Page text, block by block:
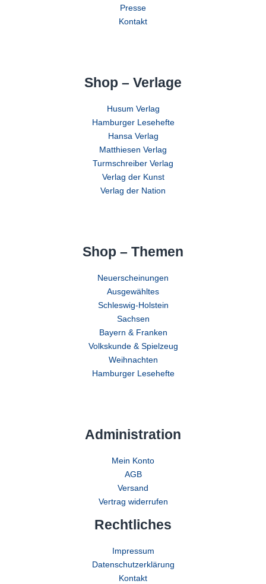
Presse
Kontakt
Shop – Verlage
Husum Verlag
Hamburger Lesehefte
Hansa Verlag
Matthiesen Verlag
Turmschreiber Verlag
Verlag der Kunst
Verlag der Nation
Shop – Themen
Neuerscheinungen
Ausgewähltes
Schleswig-Holstein
Sachsen
Bayern & Franken
Volkskunde & Spielzeug
Weihnachten
Hamburger Lesehefte
Administration
Mein Konto
AGB
Versand
Vertrag widerrufen
Rechtliches
Impressum
Datenschutzerklärung
Kontakt